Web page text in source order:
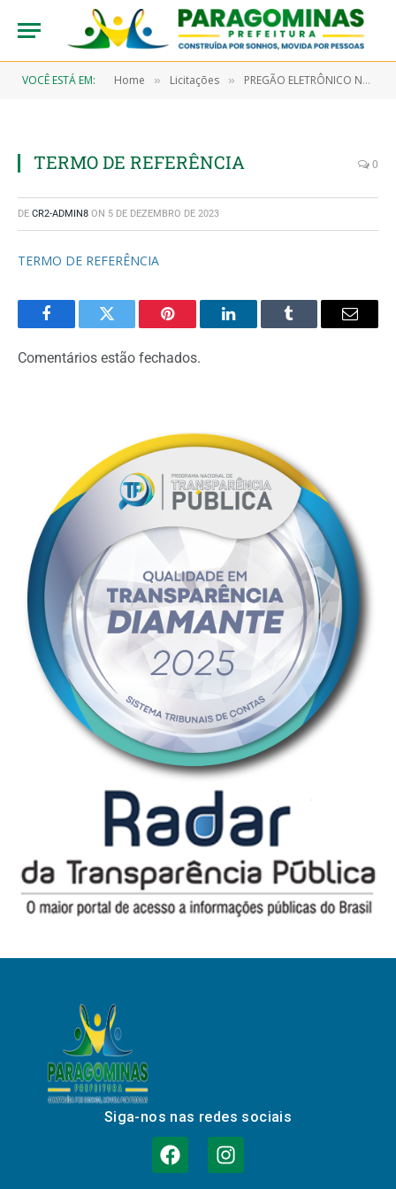
VOCÊ ESTÁ EM: Home » Licitações » PREGÃO ELETRÔNICO N° 9/2023-00013 (CONTRATAÇÃO DE EMPRESA PARA PRESTAÇÃO DE SERVIÇOS CONTINUADOS DE MÃO DE OBRA DO TIPO AUXILIAR/AJUDANTE DE TOPOGRAFIA, OBJETIVANDO ATENDER OS SERVIÇOS ESSENCIAIS DESENVOLVIDOS PELA SECRETARIA MUNICIPAL DE INFRAESTRUTURA – SEMINFRA)
TERMO DE REFERÊNCIA 0
DE CR2-ADMIN8 ON 5 DE DEZEMBRO DE 2023
TERMO DE REFERÊNCIA
FacebookTwitter Pinterest LinkedInTumblr Email
Comentários estão fechados.
Siga-nos nas redes sociais